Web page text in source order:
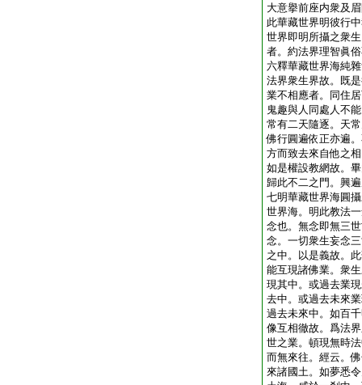
大意擧前座内衆及
此華藏世界明彼行
世界即明所攝之衆
者。約法界理智眞
六釋華藏世界海純
法界衆生界故。既
業不相應者。同住
鬼趣與人同處人不
常有二天隨逐。天
佛行圓遍依正亦遍
方而致去來自他之
如是權設教網故。
歸此不二之門。興
七明華藏世界海圓
世界海。明此教法
念也。無念即無三
念。一切衆生妄念
之中。以是義故。
能互現諸佛業。衆
現其中。或過去業
去中。或過去未來
過去未來中。如百
像互相徹故。爲法
世之業。頓現無時
而無來往。經云。
來諸國土。如夢悉